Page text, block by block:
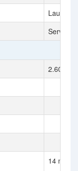
Server
2.60 GHz
14 nm